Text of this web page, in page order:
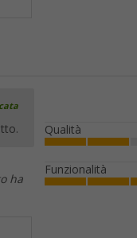
ha
Qualità
Funzionalità